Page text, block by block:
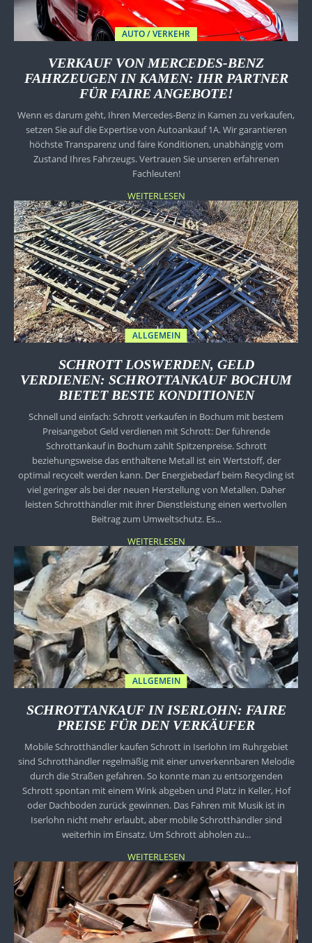
AUTO / VERKEHR
VERKAUF VON MERCEDES-BENZ
FAHRZEUGEN IN KAMEN: IHR PARTNER
FÜR FAIRE ANGEBOTE!
Wenn es darum geht, Ihren Mercedes-Benz in Kamen zu verkaufen,
setzen Sie auf die Expertise von Autoankauf 1A. Wir garantieren
höchste Transparenz und faire Konditionen, unabhängig vom
Zustand Ihres Fahrzeugs. Vertrauen Sie unseren erfahrenen
Fachleuten!
WEITERLESEN
ALLGEMEIN
SCHROTT LOSWERDEN, GELD
VERDIENEN: SCHROTTANKAUF BOCHUM
BIETET BESTE KONDITIONEN
Schnell und einfach: Schrott verkaufen in Bochum mit bestem
Preisangebot Geld verdienen mit Schrott: Der führende
Schrottankauf in Bochum zahlt Spitzenpreise. Schrott
beziehungsweise das enthaltene Metall ist ein Wertstoff, der
optimal recycelt werden kann. Der Energiebedarf beim Recycling ist
viel geringer als bei der neuen Herstellung von Metallen. Daher
leisten Schrotthändler mit ihrer Dienstleistung einen wertvollen
Beitrag zum Umweltschutz. Es...
WEITERLESEN
ALLGEMEIN
SCHROTTANKAUF IN ISERLOHN: FAIRE
PREISE FÜR DEN VERKÄUFER
Mobile Schrotthändler kaufen Schrott in Iserlohn Im Ruhrgebiet
sind Schrotthändler regelmäßig mit einer unverkennbaren Melodie
durch die Straßen gefahren. So konnte man zu entsorgenden
Schrott spontan mit einem Wink abgeben und Platz in Keller, Hof
oder Dachboden zurück gewinnen. Das Fahren mit Musik ist in
Iserlohn nicht mehr erlaubt, aber mobile Schrotthändler sind
weiterhin im Einsatz. Um Schrott abholen zu...
WEITERLESEN